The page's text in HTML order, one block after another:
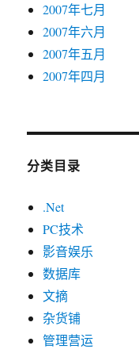
2007年七月
2007年六月
2007年五月
2007年四月
分类目录
.Net
PC技术
影音娱乐
数据库
文摘
杂货铺
管理营运